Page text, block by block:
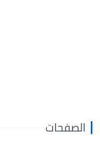
الصفحات